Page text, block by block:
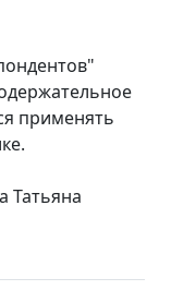
применять